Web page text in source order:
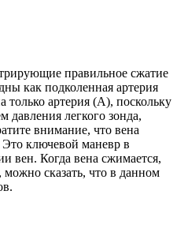
правильное сжатие
как подколенная артерия
только артерия (А), поскольку
давления легкого зонда,
внимание, что вена
Это ключевой маневр в
вен. Когда вена сжимается,
сказать, что в данном